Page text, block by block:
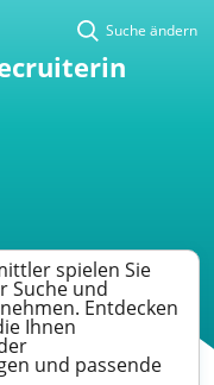
Suche ändern
spielen Sie
Suche und
Entdecken
Ihnen
und passende